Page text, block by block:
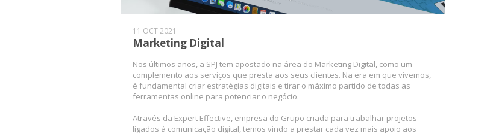
11 OCT 2021
Marketing Digital
Nos últimos anos, a SPJ tem apostado na área do Marketing Digital, como um
complemento aos serviços que presta aos seus clientes. Na era em que vivemos,
é fundamental criar estratégias digitais e tirar o máximo partido de todas as
ferramentas online para potenciar o negócio.
Através da Expert Effective, empresa do Grupo criada para trabalhar projetos
ligados à comunicação digital, temos vindo a prestar cada vez mais apoio aos